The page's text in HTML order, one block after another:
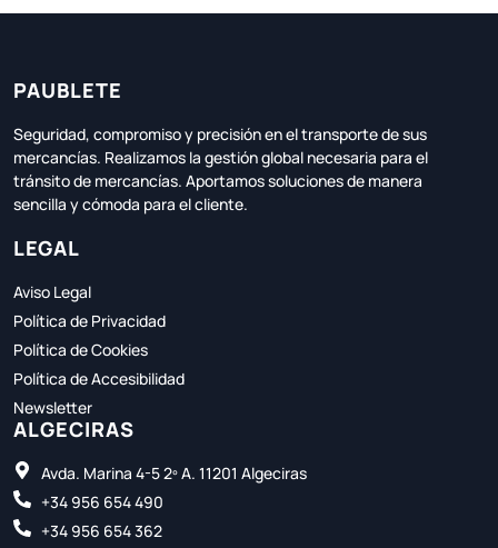
PAUBLETE
Seguridad, compromiso y precisión en el transporte de sus
mercancías. Realizamos la gestión global necesaria para el
tránsito de mercancías. Aportamos soluciones de manera
sencilla y cómoda para el cliente.
LEGAL
Aviso Legal
Política de Privacidad
Política de Cookies
Política de Accesibilidad
Newsletter
ALGECIRAS
Avda. Marina 4-5 2º A. 11201 Algeciras
+34 956 654 490
+34 956 654 362